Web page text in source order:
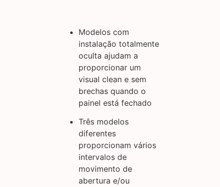
Modelos com
instalação totalmente
oculta ajudam a
proporcionar um
visual clean e sem
brechas quando o
painel está fechado
Três modelos
diferentes
proporcionam vários
intervalos de
movimento de
abertura e/ou